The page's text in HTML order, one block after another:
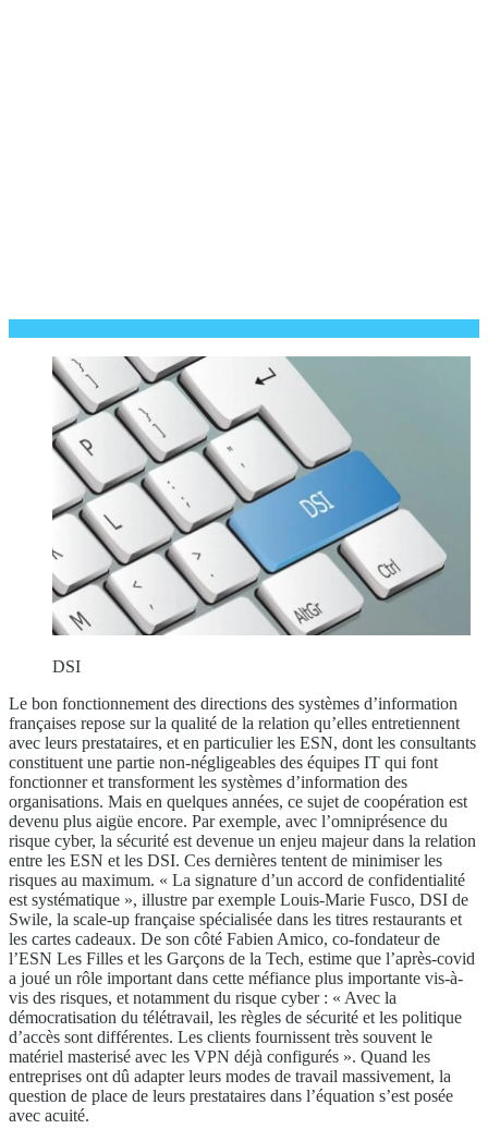
DSI
Le bon fonctionnement des directions des systèmes d’information
françaises repose sur la qualité de la relation qu’elles entretiennent
avec leurs prestataires, et en particulier les ESN, dont les consultants
constituent une partie non-négligeables des équipes IT qui font
fonctionner et transforment les systèmes d’information des
organisations. Mais en quelques années, ce sujet de coopération est
devenu plus aigüe encore. Par exemple, avec l’omniprésence du
risque cyber, la sécurité est devenue un enjeu majeur dans la relation
entre les ESN et les DSI. Ces dernières tentent de minimiser les
risques au maximum. « La signature d’un accord de confidentialité
est systématique », illustre par exemple Louis-Marie Fusco, DSI de
Swile, la scale-up française spécialisée dans les titres restaurants et
les cartes cadeaux. De son côté Fabien Amico, co-fondateur de
l’ESN Les Filles et les Garçons de la Tech, estime que l’après-covid
a joué un rôle important dans cette méfiance plus importante vis-à-
vis des risques, et notamment du risque cyber : « Avec la
démocratisation du télétravail, les règles de sécurité et les politique
d’accès sont différentes. Les clients fournissent très souvent le
matériel masterisé avec les VPN déjà configurés ». Quand les
entreprises ont dû adapter leurs modes de travail massivement, la
question de place de leurs prestataires dans l’équation s’est posée
avec acuité.